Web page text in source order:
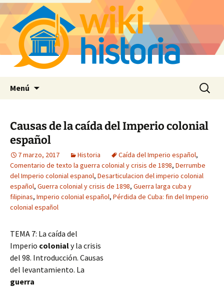
Menú Buscar:
Causas de la caída del Imperio colonial
español
7 marzo, 2017 Historia Caída del Imperio español,
Comentario de texto la guerra colonial y crisis de 1898, Derrumbe
del Imperio colonial espanol, Desarticulacion del imperio colonial
español, Guerra colonial y crisis de 1898, Guerra larga cuba y
filipinas, Imperio colonial español, Pérdida de Cuba: fin del Imperio
colonial español
TEMA 7: La caída del
Imperio colonialy la crisis
del 98. Introducción. Causas
del levantamiento. La
guerra